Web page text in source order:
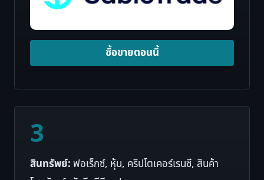
ซื้อขายตอนนี้
3
สินทรัพย์:ฟอเร็กซ์, หุ้น, คริปโตเคอร์เรนซี, สินค้า